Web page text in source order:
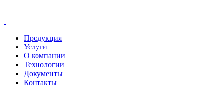
+
Продукция
Услуги
О компании
Технологии
Документы
Контакты